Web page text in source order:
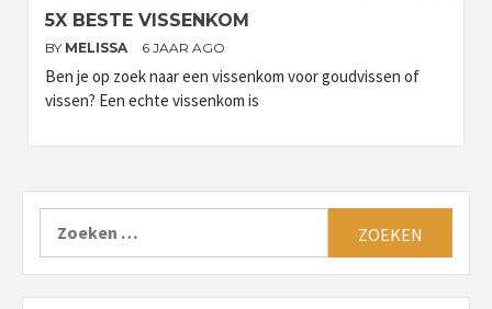
5X BESTE VISSENKOM
BY MELISSA 6 JAAR AGO
Ben je op zoek naar een vissenkom voor goudvissen of
vissen? Een echte vissenkom is